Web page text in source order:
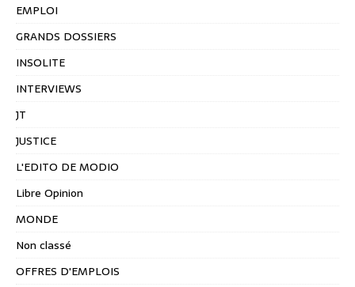
EMPLOI
GRANDS DOSSIERS
INSOLITE
INTERVIEWS
JT
JUSTICE
L'EDITO DE MODIO
Libre Opinion
MONDE
Non classé
OFFRES D'EMPLOIS